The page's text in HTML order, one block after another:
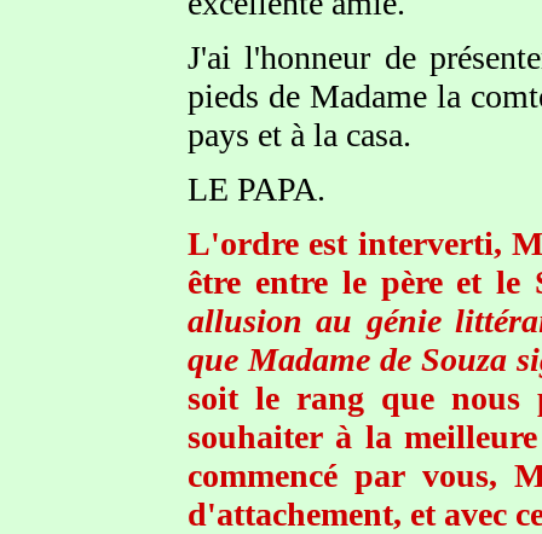
J'ai l'honneur de
pieds de Madame la
pays et à la casa.
LE PAPA.
L'ordre est interverti,
être entre le père et
allusion au génie
que Madame de Souza
soit le rang que nous
souhaiter à la
commencé par vous,
d'attachement, et avec